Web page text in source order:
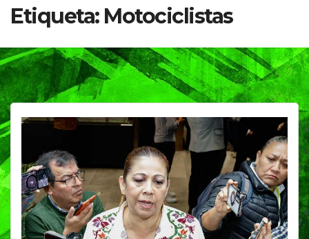
Etiqueta: Motociclistas